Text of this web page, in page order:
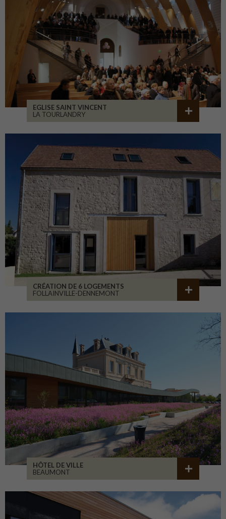
EGLISE SAINT VINCENT
LA TOURLANDRY
CRÉATION DE 6 LOGEMENTS
FOLLAINVILLE-DENNEMONT
HÔTEL DE VILLE
BEAUMONT